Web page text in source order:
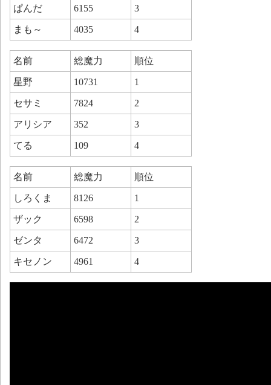
ぱんだ 6155 3
まも～ 4035 4
名前 総魔力 順位
星野 10731 1
セサミ 7824 2
アリシア 352 3
てる 109 4
名前 総魔力 順位
しろくま 8126 1
ザック 6598 2
ゼンタ 6472 3
キセノン 4961 4